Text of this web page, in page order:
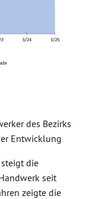
des Bezirks
Entwicklung
die
seit
zeigte die